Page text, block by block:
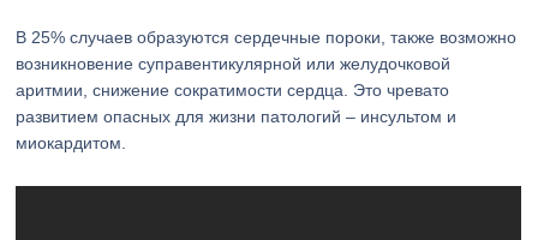
В 25% случаев образуются сердечные пороки, также возможно
возникновение суправентикулярной или желудочковой
аритмии, снижение сократимости сердца. Это чревато
развитием опасных для жизни патологий – инсультом и
миокардитом.